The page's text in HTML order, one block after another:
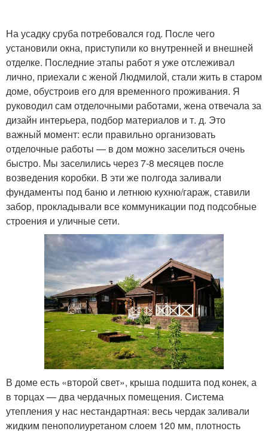
На усадку сруба потребовался год. После чего
установили окна, приступили ко внутренней и внешней
отделке. Последние этапы работ я уже отслеживал
лично, приехали с женой Людмилой, стали жить в старом
доме, обустроив его для временного проживания. Я
руководил сам отделочными работами, жена отвечала за
дизайн интерьера, подбор материалов и т. д. Это
важный момент: если правильно организовать
отделочные работы — в дом можно заселиться очень
быстро. Мы заселились через 7-8 месяцев после
возведения коробки. В эти же полгода заливали
фундаменты под баню и летнюю кухню/гараж, ставили
забор, прокладывали все коммуникации под подсобные
строения и уличные сети.
В доме есть «второй свет», крыша подшита под конек, а
в торцах — два чердачных помещения. Система
утепления у нас нестандартная: весь чердак заливали
жидким пенополиуретаном слоем 120 мм, плотность